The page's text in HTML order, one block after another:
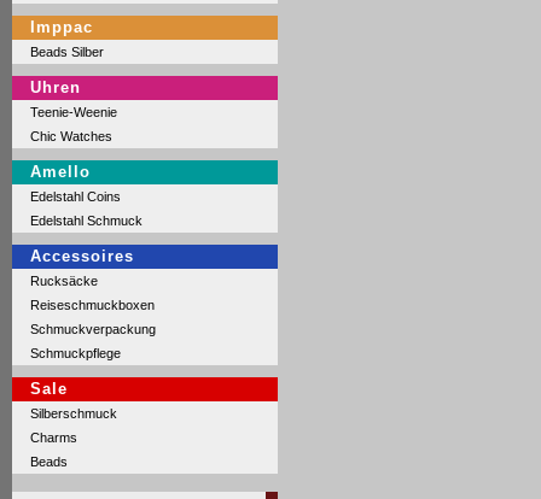
Imppac
Beads Silber
Uhren
Teenie-Weenie
Chic Watches
Amello
Edelstahl Coins
Edelstahl Schmuck
Accessoires
Rucksäcke
Reiseschmuckboxen
Schmuckverpackung
Schmuckpflege
Sale
Silberschmuck
Charms
Beads